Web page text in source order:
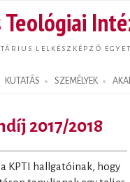
tartalomra
LELKÉSZKÉPZŐ
KUTATÁS SZEMÉLYEK
2017/2018
KPTI hallgatóinak, hogy